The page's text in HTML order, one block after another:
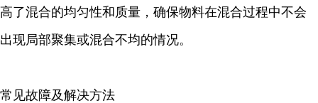
高了混合的均匀性和质量，确保物料在混合过程中不会
出现局部聚集或混合不均的情况。
常见故障及解决方法